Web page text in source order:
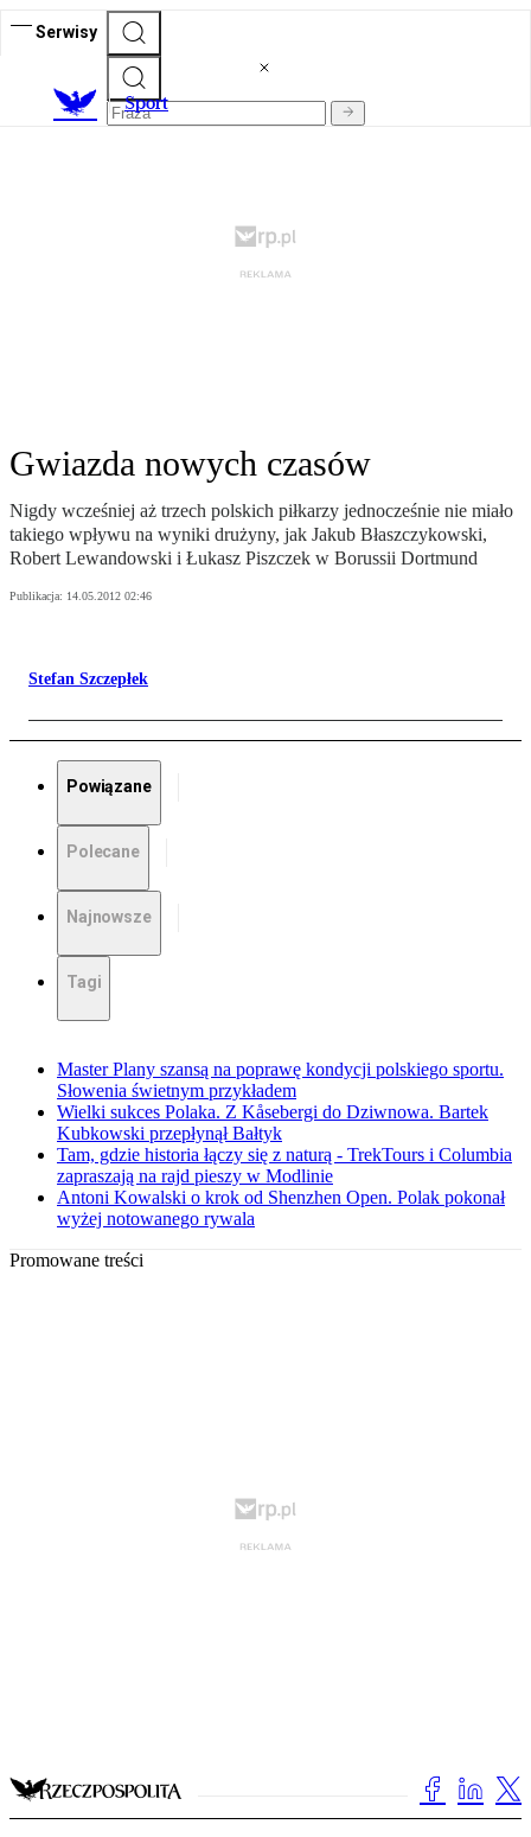
Serwisy
Sport
Gwiazda nowych czasów
Nigdy wcześniej aż trzech polskich piłkarzy jednocześnie nie miało
takiego wpływu na wyniki drużyny, jak Jakub Błaszczykowski,
Robert Lewandowski i Łukasz Piszczek w Borussii Dortmund
Publikacja: 14.05.2012 02:46
Stefan Szczepłek
Powiązane
Polecane
Najnowsze
Tagi
Master Plany szansą na poprawę kondycji polskiego sportu.
Słowenia świetnym przykładem
Wielki sukces Polaka. Z Kåsebergi do Dziwnowa. Bartek
Kubkowski przepłynął Bałtyk
Tam, gdzie historia łączy się z naturą - TrekTours i Columbia
zapraszają na rajd pieszy w Modlinie
Antoni Kowalski o krok od Shenzhen Open. Polak pokonał
wyżej notowanego rywala
Promowane treści